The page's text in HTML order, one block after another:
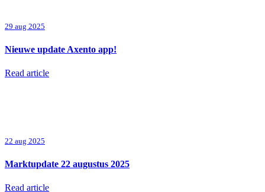
29 aug 2025
Nieuwe update Axento app!
Read article
22 aug 2025
Marktupdate 22 augustus 2025
Read article